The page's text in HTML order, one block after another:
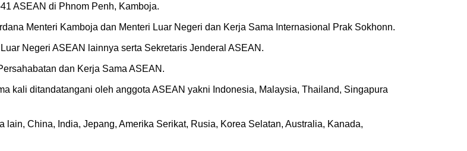
ASEAN di Phnom Penh, Kamboja.
Menteri Kamboja dan Menteri Luar Negeri dan Kerja Sama Internasional Prak Sokhonn.
Negeri ASEAN lainnya serta Sekretaris Jenderal ASEAN.
dan Kerja Sama ASEAN.
kali ditandatangani oleh anggota ASEAN yakni Indonesia, Malaysia, Thailand, Singapura
China, India, Jepang, Amerika Serikat, Rusia, Korea Selatan, Australia, Kanada,